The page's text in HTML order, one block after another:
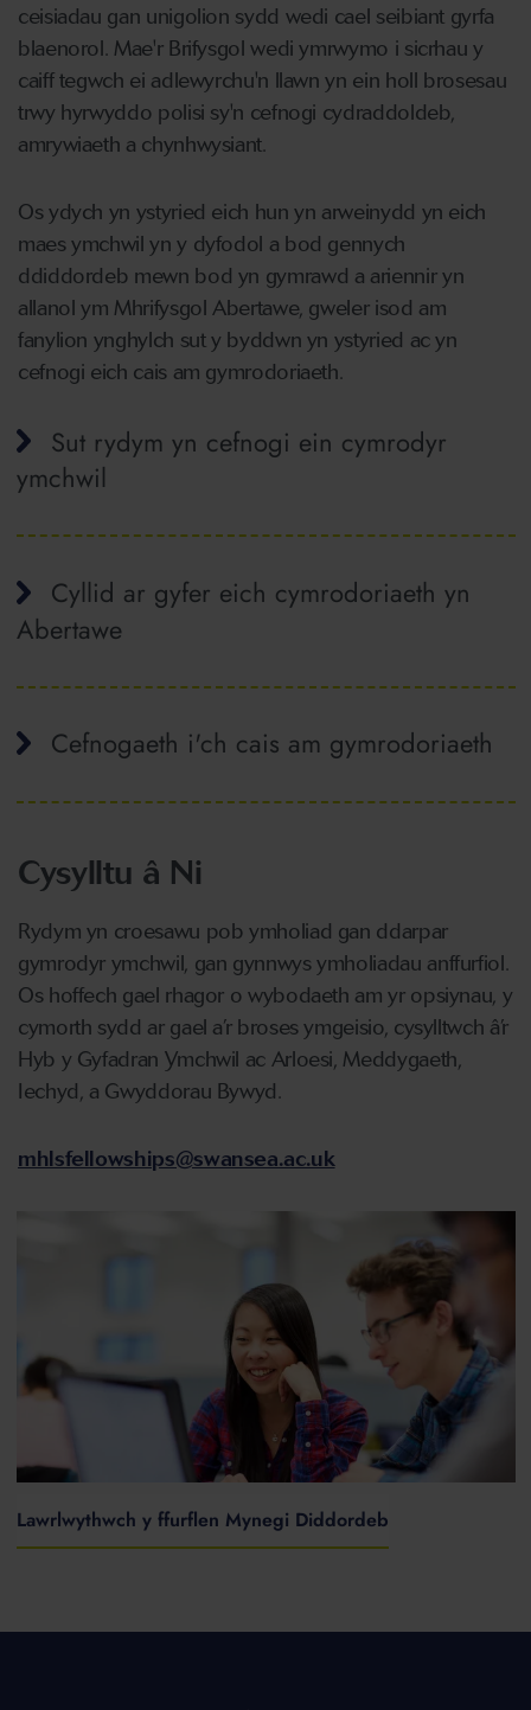
ceisiadau gan unigolion sydd wedi cael seibiant gyrfa
blaenorol. Mae'r Brifysgol wedi ymrwymo i sicrhau y
caiff tegwch ei adlewyrchu'n llawn yn ein holl brosesau
trwy hyrwyddo polisi sy'n cefnogi cydraddoldeb,
amrywiaeth a chynhwysiant.
Os ydych yn ystyried eich hun yn arweinydd yn eich
maes ymchwil yn y dyfodol a bod gennych
ddiddordeb mewn bod yn gymrawd a ariennir yn
allanol ym Mhrifysgol Abertawe, gweler isod am
fanylion ynghylch sut y byddwn yn ystyried ac yn
cefnogi eich cais am gymrodoriaeth.
Sut rydym yn cefnogi ein cymrodyr
ymchwil
Cyllid ar gyfer eich cymrodoriaeth yn
Abertawe
Cefnogaeth i'ch cais am gymrodoriaeth
Cysylltu â Ni
Rydym yn croesawu pob ymholiad gan ddarpar
gymrodyr ymchwil, gan gynnwys ymholiadau anffurfiol.
Os hoffech gael rhagor o wybodaeth am yr opsiynau, y
cymorth sydd ar gael a’r broses ymgeisio, cysylltwch â’r
Hyb y Gyfadran Ymchwil ac Arloesi, Meddygaeth,
Iechyd, a Gwyddorau Bywyd.
mhlsfellowships@swansea.ac.uk
Lawrlwythwch y ffurflen Mynegi Diddordeb